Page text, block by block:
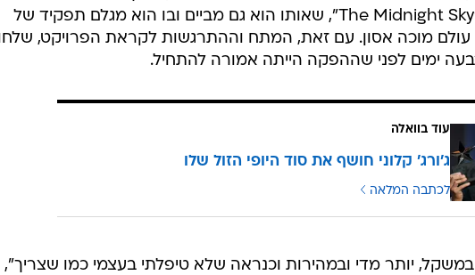
האסונות החדש בכיכובו "The Midnight Sky", שאותו הוא גם מביים ובו הוא מגלם תפקיד של
מוכה אסון. עם זאת, המתח וההתרגשות לקראת הפרויקט,
ימים לפני שההפקה הייתה אמורה להתחיל.
עוד בוואלה
ג'ורג' קלוני חושף את סוד היופי הזול שלו
לכתבה המלאה
יותר מדי ובמהירות וכנראה שלא טיפלתי בעצמי כמו שצריך",